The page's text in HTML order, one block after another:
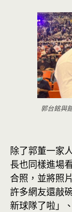
郭台銘與
除了郭董一家
長也同樣進場
合照，並將照
許多網友還敲
新球隊了啦」